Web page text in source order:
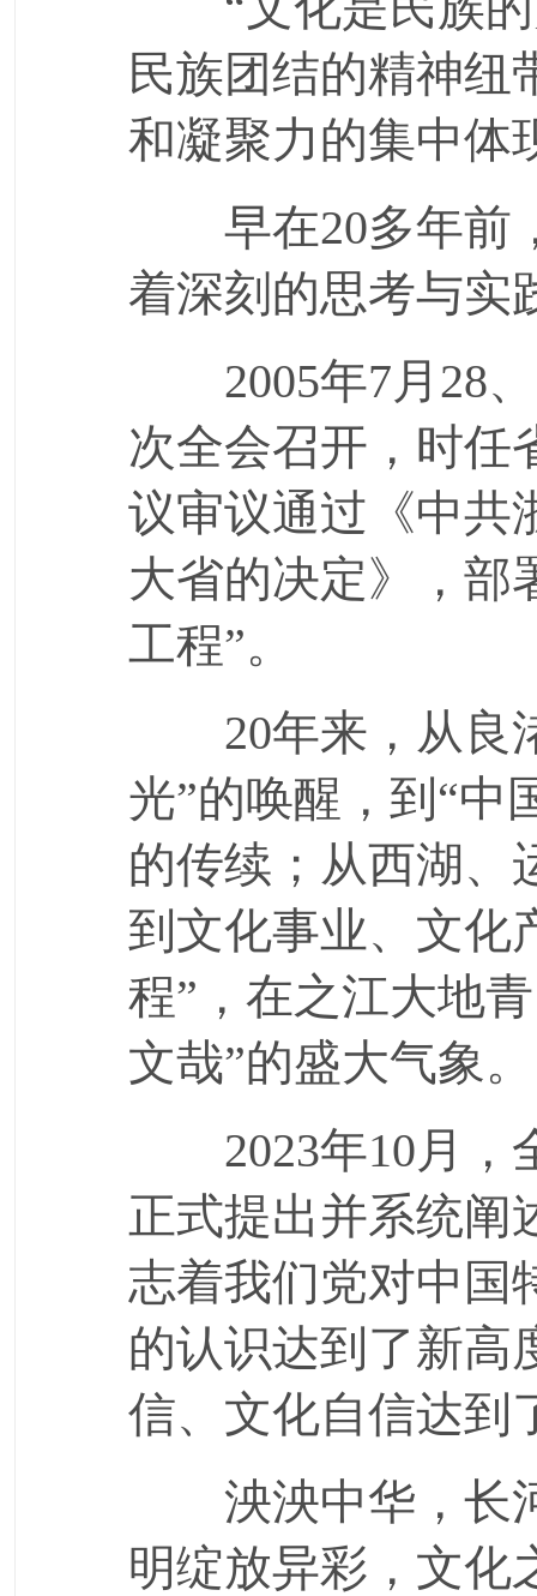
民族团结的精神纽
和凝聚力的集中体
早在20多年前
着深刻的思考与实
2005年7月28、
次全会召开，时任
议审议通过《中共
大省的决定》，部
工程”。
20年来，从良
光”的唤醒，到“中
的传续；从西湖、
到文化事业、文
程”，在之江大地
文哉”的盛大气象。
2023年10月，
正式提出并系统
志着我们党对中国
的认识达到了新高
信、文化自信达到
泱泱中华，长河
明绽放异彩，文化